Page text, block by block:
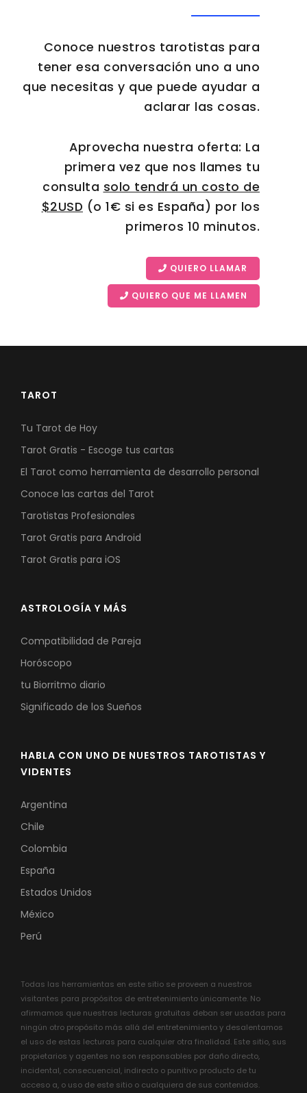
Conoce nuestros tarotistas para
tener esa conversación uno a uno
que necesitas y que puede ayudar a
aclarar las cosas.
Aprovecha nuestra oferta: La
primera vez que nos llames tu
consulta solo tendrá un costo de
$2USD (o 1€ si es España) por los
primeros 10 minutos.
QUIERO LLAMAR
QUIERO QUE ME LLAMEN
TAROT
Tu Tarot de Hoy
Tarot Gratis - Escoge tus cartas
El Tarot como herramienta de desarrollo personal
Conoce las cartas del Tarot
Tarotistas Profesionales
Tarot Gratis para Android
Tarot Gratis para iOS
ASTROLOGÍA Y MÁS
Compatibilidad de Pareja
Horóscopo
tu Biorritmo diario
Significado de los Sueños
HABLA CON UNO DE NUESTROS TAROTISTAS Y
VIDENTES
Argentina
Chile
Colombia
España
Estados Unidos
México
Perú
Todas las herramientas en este sitio se proveen a nuestros
visitantes para propósitos de entretenimiento únicamente. No
afirmamos que nuestras lecturas gratuitas deban ser usadas para
ningún otro propósito más allá del entretenimiento y desalentamos
el uso de estas lecturas para cualquier otra finalidad. Este sitio, sus
propietarios y agentes no son responsables por daño directo,
incidental, consecuencial, indirecto o punitivo producto de tu
acceso a, o uso de este sitio o cualquiera de sus contenidos.